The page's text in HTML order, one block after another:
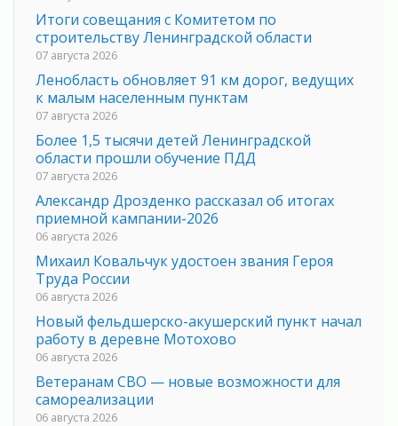
Итоги совещания с Комитетом по
строительству Ленинградской области
07 августа 2026
Ленобласть обновляет 91 км дорог, ведущих
к малым населенным пунктам
07 августа 2026
Более 1,5 тысячи детей Ленинградской
области прошли обучение ПДД
07 августа 2026
Александр Дрозденко рассказал об итогах
приемной кампании-2026
06 августа 2026
Михаил Ковальчук удостоен звания Героя
Труда России
06 августа 2026
Новый фельдшерско-акушерский пункт начал
работу в деревне Мотохово
06 августа 2026
Ветеранам СВО — новые возможности для
самореализации
06 августа 2026